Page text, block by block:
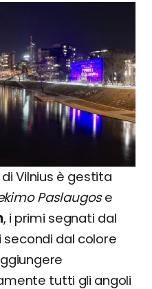
Vilnius è gestita
Paslaugose
, i primi segnati dal
secondi dal colore
tutti gli angoli